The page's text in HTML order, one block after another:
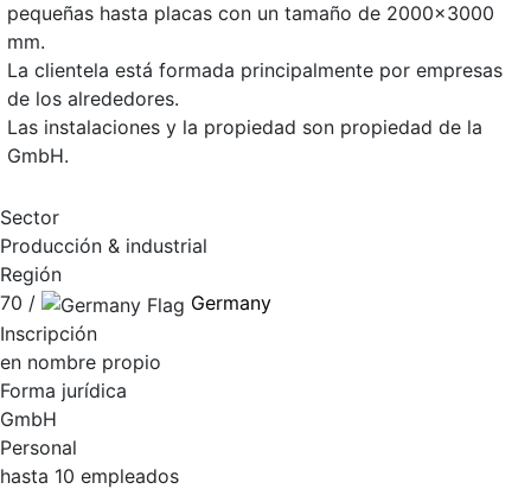
pequeñas hasta placas con un tamaño de 2000x3000
mm.
La clientela está formada principalmente por empresas
de los alrededores.
Las instalaciones y la propiedad son propiedad de la
GmbH.
Sector
Producción & industrial
Región
70 /
Germany
Inscripción
en nombre propio
Forma jurídica
GmbH
Personal
hasta 10 empleados